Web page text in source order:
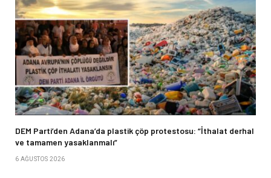
DEM Parti’den Adana’da plastik çöp protestosu: “İthalat derhal
ve tamamen yasaklanmalı”
6 AĞUSTOS 2026